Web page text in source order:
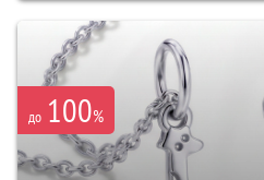
до 100%